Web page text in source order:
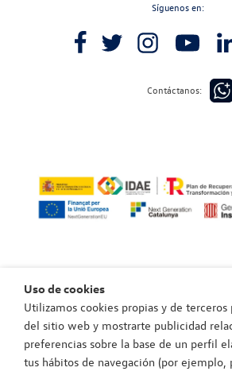
Síguenos en:
Contáctanos:
Política de privacidad
Política de cookies
Aviso legal
Política de privacidad canal
Uso de cookies
Utilizamos cookies propias y de terceros
del sitio web y mostrarte publicidad
preferencias sobre la base de un perfil
tus hábitos de navegación (por ejemplo,